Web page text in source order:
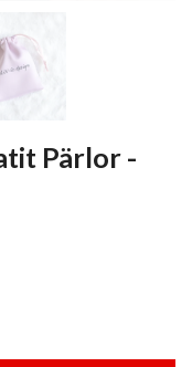
Pärlor -